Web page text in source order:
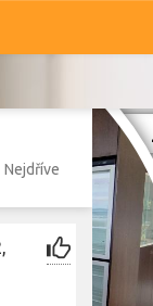
město,
Pozemky
Nejdříve